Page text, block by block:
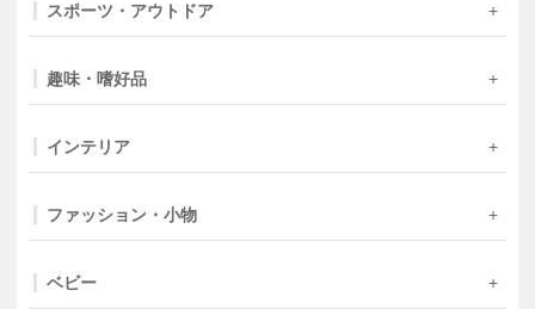
スポーツ・アウトドア
趣味・嗜好品
インテリア
ファッション・小物
ベビー